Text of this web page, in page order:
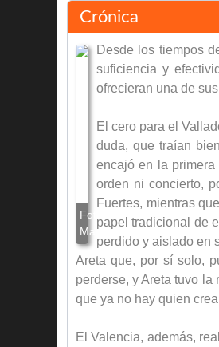
Crónica
Desde los tiempos
suficiencia y
ofrecieran una de
El cero para el
duda, que traían
encajó en la
orden ni concierto,
Fuertes, mientras
papel tradicional de
perdido y aislado en
Areta que, por sí solo,
perderse, y Areta tuvo
que ya no hay quien
El Valencia, además,